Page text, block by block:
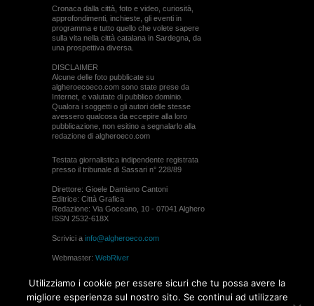
Cronaca dalla città, foto e video, curiosità,
approfondimenti, inchieste, gli eventi in
programma e tutto quello che volete sapere
sulla vita nella città catalana in Sardegna, da
una prospettiva diversa.
DISCLAIMER
Alcune delle foto pubblicate su
algheroecoeco.com sono state prese da
Internet, e valutate di pubblico dominio.
Qualora i soggetti o gli autori delle stesse
avessero qualcosa da eccepire alla loro
pubblicazione, non esitino a segnalarlo alla
redazione di algheroeco.com
Testata giornalistica indipendente registrata
presso il tribunale di Sassari n° 228/89
Direttore: Gioele Damiano Cantoni
Editrice: Città Grafica
Redazione: Via Goceano, 10 - 07041 Alghero
ISSN 2532-618X
Scrivici a info@algheroeco.com
Webmaster: WebRiver
permesso di algheroeco.com
Utilizziamo i cookie per essere sicuri che tu possa avere la
migliore esperienza sul nostro sito. Se continui ad utilizzare